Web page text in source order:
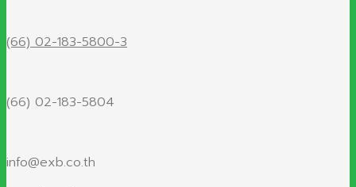
(66) 02-183-5800-3
(66) 02-183-5804
info@exb.co.th